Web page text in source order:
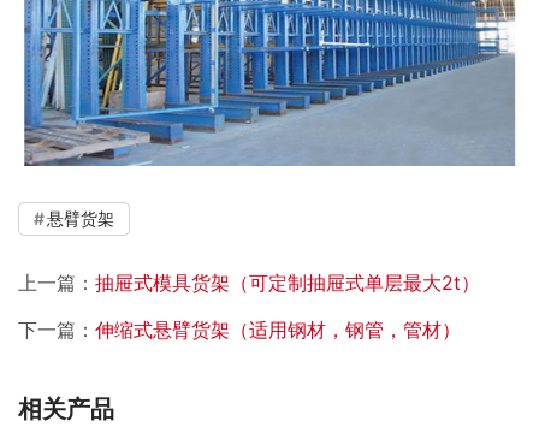
悬臂货架
上一篇： 抽屉式模具货架（可定制抽屉式单层最大2t）
下一篇： 伸缩式悬臂货架（适用钢材，钢管，管材）
相关产品